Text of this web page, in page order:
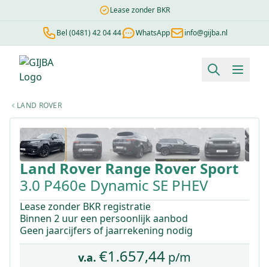
Lease zonder BKR
Bel (0481) 42 04 44 WhatsApp info@gijba.nl
Financial lease berekenen
LAND ROVER
Land RoverRange Rover Sport
3.0 P460e Dynamic SE PHEV
Lease zonder BKR registratie
Binnen 2 uur een persoonlijk aanbod
Geen jaarcijfers of jaarrekening nodig
v.a. €1.657,44 p/m